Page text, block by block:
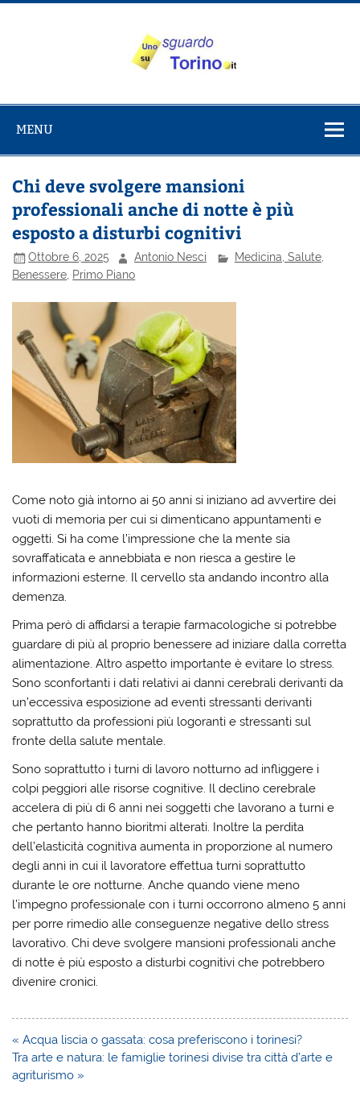
Salta
su Torino
MENU
Chi deve svolgere mansioni
professionali anche di notte è più
esposto a disturbi cognitivi
Ottobre 6, 2025 Antonio Nesci
Medicina, Salute,
Benessere Primo Piano
Come noto già intorno ai 50 anni si iniziano ad avvertire dei
vuoti di memoria per cui si dimenticano appuntamenti e
oggetti. Si ha come l’impressione che la mente sia
sovraffaticata e annebbiata e non riesca a gestire le
informazioni esterne. Il cervello sta andando incontro alla
demenza.
Prima però di affidarsi a terapie farmacologiche si potrebbe
guardare di più al proprio benessere ad iniziare dalla corretta
alimentazione. Altro aspetto importante è evitare lo stress.
Sono sconfortanti i dati relativi ai danni cerebrali derivanti da
un’eccessiva esposizione ad eventi stressanti derivanti
soprattutto da professioni più logoranti e stressanti sul
fronte della salute mentale.
Sono soprattutto i turni di lavoro notturno ad infliggere i
colpi peggiori alle risorse cognitive. Il declino cerebrale
accelera di più di 6 anni nei soggetti che lavorano a turni e
che pertanto hanno bioritmi alterati. Inoltre la perdita
dell’elasticità cognitiva aumenta in proporzione al numero
degli anni in cui il lavoratore effettua turni soprattutto
durante le ore notturne. Anche quando viene meno
l’impegno professionale con i turni occorrono almeno 5 anni
per porre rimedio alle conseguenze negative dello stress
lavorativo. Chi deve svolgere mansioni professionali anche
di notte è più esposto a disturbi cognitivi che potrebbero
divenire cronici.
Navigazione
articoli
« Acqua liscia o gassata: cosa preferiscono i torinesi?
Tra arte e natura: le famiglie torinesi divise tra città d’arte e
agriturismo »